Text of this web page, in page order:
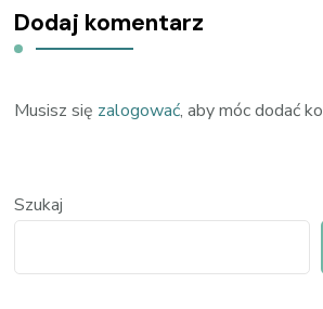
Dodaj komentarz
Musisz się zalogować, aby móc dodać
Szukaj